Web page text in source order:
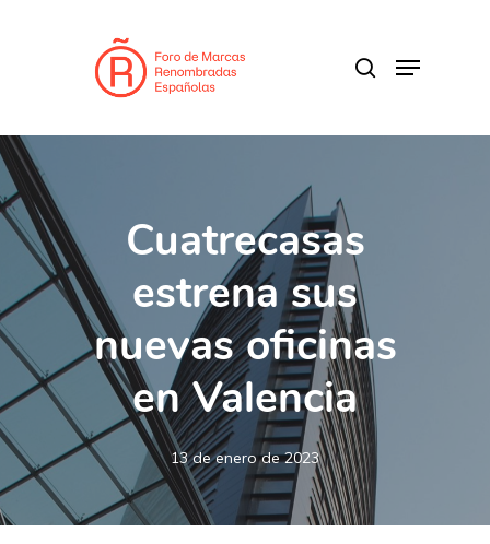
Menu
Cuatrecasas
estrena sus
nuevas oficinas
en Valencia
13 de enero de 2023